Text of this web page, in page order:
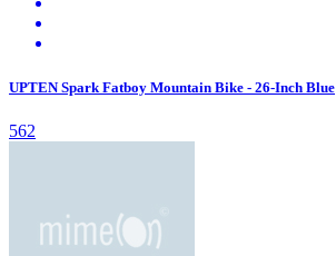
UPTEN Spark Fatboy Mountain Bike - 26-Inch Blue
562